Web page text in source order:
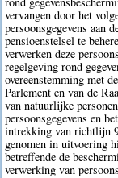
vervangen door het
persoonsgegevens aan
pensioenstelsel te
verwerken deze
regelgeving rond
overeenstemming met
Parlement en van de
van natuurlijke
persoonsgegevens en
intrekking van richtlijn
genomen in uitvoering
betreffende de
verwerking van